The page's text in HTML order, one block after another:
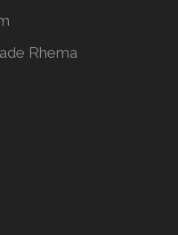
Rhema